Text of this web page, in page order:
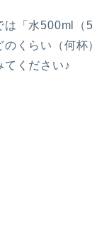
は「水500ml
のくらい（何杯
てください♪